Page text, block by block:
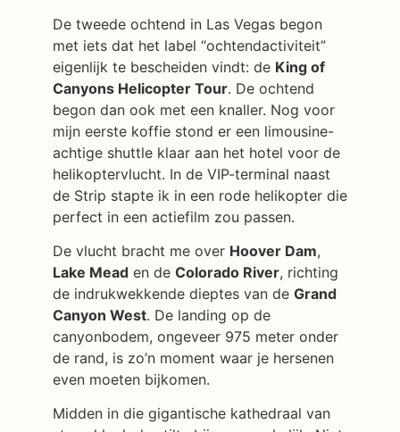
De tweede ochtend in Las Vegas begon
met iets dat het label “ochtendactiviteit”
eigenlijk te bescheiden vindt: de King of
Canyons Helicopter Tour. De ochtend
begon dan ook met een knaller. Nog voor
mijn eerste koffie stond er een limousine-
achtige shuttle klaar aan het hotel voor de
helikoptervlucht. In de VIP-terminal naast
de Strip stapte ik in een rode helikopter die
perfect in een actiefilm zou passen.
De vlucht bracht me over Hoover Dam,
Lake Meaden de Colorado River, richting
de indrukwekkende dieptes van de Grand
Canyon West. De landing op de
canyonbodem, ongeveer 975 meter onder
de rand, is zo’n moment waar je hersenen
even moeten bijkomen.
Midden in die gigantische kathedraal van